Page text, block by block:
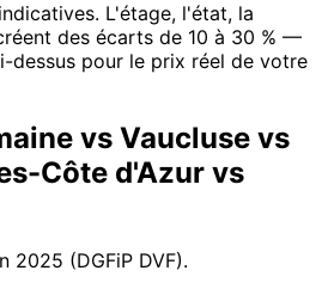
L'étage, l'état, la
des écarts de 10 à 30 % —
dessus pour le prix réel de votre
vs Vaucluse vs
Côte d'Azur vs
2025 (DGFiP DVF).